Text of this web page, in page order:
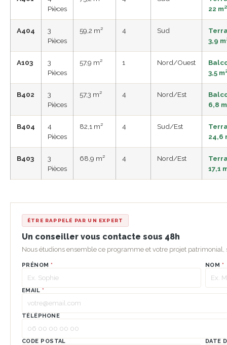
Pièces
22 m²
A404
3
Pièces
59,2 m² 4 Sud
3,9
A103
3
Pièces
57,9 m² 1 Nord/Ouest
3,5
B402
3
Pièces
57,3 m² 4 Nord/Est
6,8
B404
4
Pièces
82,1 m² 4 Sud/Est
24,6
B403
3
Pièces
68,9 m² 4 Nord/Est
17,1
ÊTRE RAPPELÉ PAR UN EXPERT
Un conseiller vous contacte sous 48h
Nous étudions ensemble ce programme et votre projet patrimonial,
PRÉNOM* NOM *
EMAIL *
TÉLÉPHONE
CODE POSTAL DATE